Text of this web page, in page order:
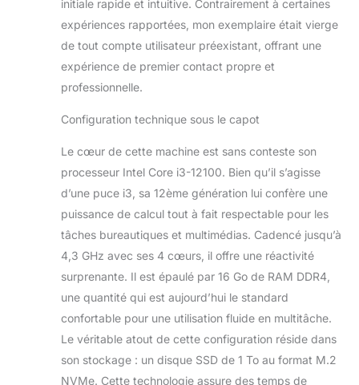
les rend idéaux
pour le travail à
domicile - que ce
soit au bureau à
parfaitement
travailler
efficacement et en
douceur. Vos
données sont
gérées sur un
disque dur M.2
NVMe rapide de
1000 Go, sur lequel
Windows 11 et tous
les pilotes
nécessaires sont
déjà préinstallés.
LibreOffice facilite le
initiale rapide et intuitive. Contrairement à certaines
expériences rapportées, mon exemplaire était vierge
de tout compte utilisateur préexistant, offrant une
expérience de premier contact propre et
professionnelle.
Configuration technique sous le capot
Le cœur de cette machine est sans conteste son
processeur Intel Core i3-12100. Bien qu’il s’agisse
d’une puce i3, sa 12ème génération lui confère une
puissance de calcul tout à fait respectable pour les
tâches bureautiques et multimédias. Cadencé jusqu’à
4,3 GHz avec ses 4 cœurs, il offre une réactivité
surprenante. Il est épaulé par 16 Go de RAM DDR4,
une quantité qui est aujourd’hui le standard
confortable pour une utilisation fluide en multitâche.
Le véritable atout de cette configuration réside dans
son stockage : un disque SSD de 1 To au format M.2
NVMe. Cette technologie assure des temps de